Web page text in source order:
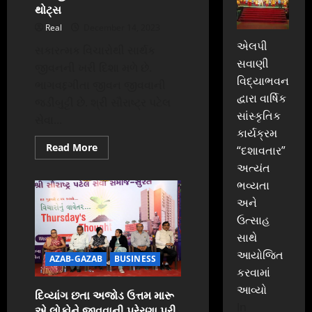
થોટ્સ
Real
Read MoreRead
more
પદ
કે
પ્રતિષ્ઠા
કરતા
ચારિત્ર
વધુ
મુલ્યવાન
છે.
–
કાનજીભાઈ
થર્સ-
ડે
AZAB-GAZAB BUSINESS
દિવ્યાંગ છતા અજોડ ઉત્તમ મારૂ
એલપી
સવાણી
વિદ્યાભવન
દ્વારા વાર્ષિક
સાંસ્કૃતિક
કાર્યક્રમ
“દશાવતાર”
અત્યંત
ભવ્યતા
અને
ઉત્સાહ
સાથે
આયોજિત
કરવામાં
આવ્યો